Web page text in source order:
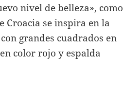
nivel de belleza», como
Croacia se inspira en la
grandes cuadrados en
color rojo y espalda